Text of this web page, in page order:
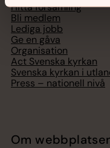
Hitta församling
Bli medlem
Lediga jobb
Ge en gåva
Organisation
Act Svenska kyrkan
Svenska kyrkan i
Press – nationell nivå
Om